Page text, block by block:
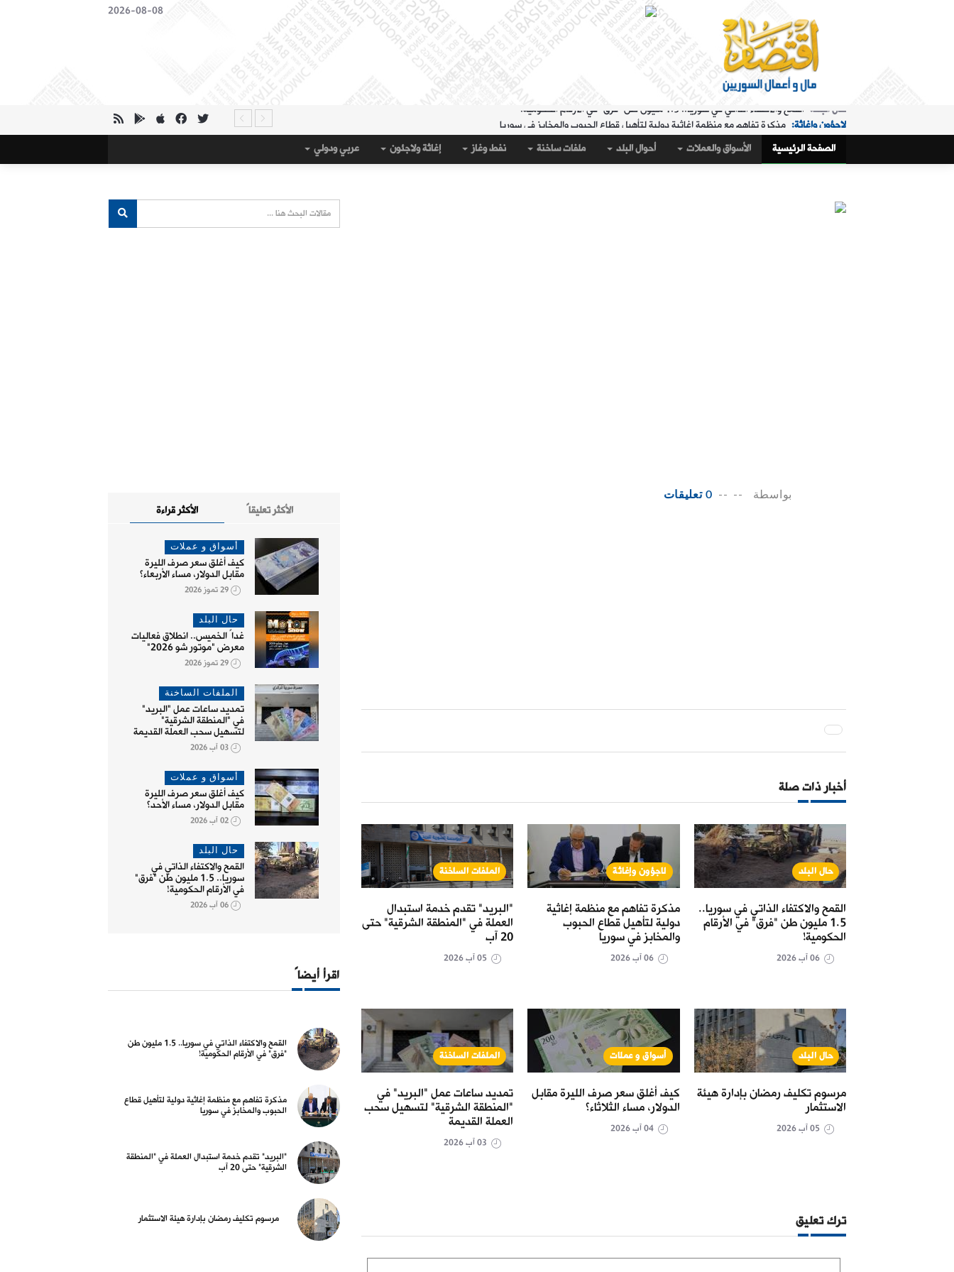
2026-08-08
لاجؤون وإغاثة: مذكرة تفاهم مع منظمة إغاثية دولية لتأهيل قطاع الحبوب والمخابز في سوريا
الملفات الساخنة: "البريد" تقدم خدمة استبدال العملة في "المنطقة الشرقية" حتى 20 آب
حال البلد: مرسوم تكليف رمضان بإدارة هيئة الاستثمار
أسواق و عملات: كيف أغلق سعر صرف الليرة مقابل الدولار، مساء الثلاثاء؟
عربي ودولي:
الصفحة الرئيسية الأسواق والعملات أحوال البلد ملفات ساخنة نفط وغاز إغاثة ولاجئون عربي ودولي
بواسطة --
-- 0 تعليقات
أخبار ذات صلة
حال البلد
القمح والاكتفاء الذاتي في سوريا..
1.5 مليون طن "فرق" في الأرقام
الحكومية!
لاجؤون وإغاثة
مذكرة تفاهم مع منظمة إغاثية
دولية لتأهيل قطاع الحبوب
والمخابز في سوريا
06 آب 2026
الملفات الساخنة
"البريد" تقدم خدمة استبدال
العملة في "المنطقة الشرقية" حتى
20 آب
حال البلد
مرسوم تكليف رمضان بإدارة هيئة
الاستثمار
أسواق و عملات
كيف أغلق سعر صرف الليرة مقابل
الدولار، مساء الثلاثاء؟
04 آب 2026
الملفات الساخنة
تمديد ساعات عمل "البريد" في
"المنطقة الشرقية" لتسهيل سحب
العملة القديمة
حال البلد
القمح والاكتفاء الذاتي في سوريا..
لاجؤون وإغاثة
حال البلد
مرسوم تكليف رمضان بإدارة هيئة
الاستثمار
05 آب 2026
كيف أغلق سعر صرف الليرة مقابل
الدولار، مساء الثلاثاء؟
ترك تعليق
الأكثر قراءة الأكثر تعليقاً
أسواق و عملات
كيف أغلق سعر صرف الليرة
مقابل الدولار، مساء الأربعاء؟
29 تموز 2026
حال البلد
غداً الخميس.. انطلاق فعاليات
معرض "موتور شو 2026"
29 تموز 2026
الملفات الساخنة
تمديد ساعات عمل "البريد"
في "المنطقة الشرقية"
لتسهيل سحب العملة القديمة
03 آب 2026
أسواق و عملات
كيف أغلق سعر صرف الليرة
مقابل الدولار، مساء الأحد؟
02 آب 2026
حال البلد
القمح والاكتفاء الذاتي في
سوريا.. 1.5 مليون طن "فرق"
في الأرقام الحكومية!
06 آب 2026
اقرأ أيضاً
القمح والاكتفاء الذاتي في سوريا.. 1.5 مليون طن
"فرق" في الأرقام الحكومية!
مذكرة تفاهم مع منظمة إغاثية دولية لتأهيل قطاع
الحبوب والمخابز في سوريا
"البريد" تقدم خدمة استبدال العملة في "المنطقة
الشرقية" حتى 20 آب
مرسوم تكليف رمضان بإدارة هيئة الاستثمار